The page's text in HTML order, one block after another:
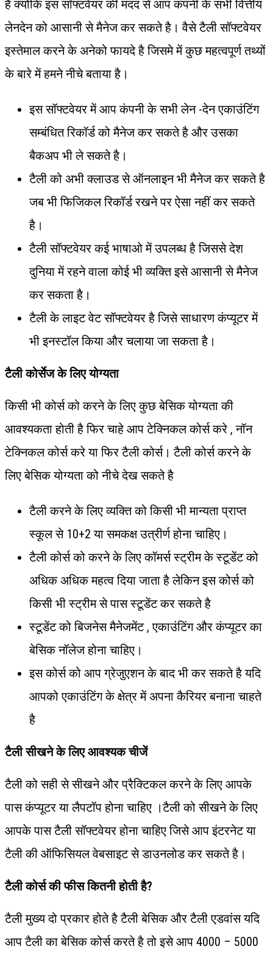
है क्योकि इस सॉफ्टवेयर की मदद से आप कंपनी के सभी वित्तीय
लेनदेन को आसानी से मैनेज कर सकते है। वैसे टैली सॉफ्टवेयर
इस्तेमाल करने के अनेको फायदे है जिसमे में कुछ महत्वपूर्ण तथ्यों
के बारे में हमने नीचे बताया है।
इस सॉफ्टवेयर में आप कंपनी के सभी लेन -देन एकाउंटिंग
सम्बंधित रिकॉर्ड को मैनेज कर सकते है और उसका
बैकअप भी ले सकते है।
टैली को अभी क्लाउड से ऑनलाइन भी मैनेज कर सकते है
जब भी फिजिकल रिकॉर्ड रखने पर ऐसा नहीं कर सकते
है।
टैली सॉफ्टवेयर कई भाषाओ में उपलब्ध है जिससे देश
दुनिया में रहने वाला कोई भी व्यक्ति इसे आसानी से मैनेज
कर सकता है।
टैली के लाइट वेट सॉफ्टवेयर है जिसे साधारण कंप्यूटर में
भी इनस्टॉल किया और चलाया जा सकता है।
टैली कोर्सेज के लिए योग्यता
किसी भी कोर्स को करने के लिए कुछ बेसिक योग्यता की
आवश्यकता होती है फिर चाहे आप टेक्निकल कोर्स करे , नॉन
टेक्निकल कोर्स करे या फिर टैली कोर्स। टैली कोर्स करने के
लिए बेसिक योग्यता को नीचे देख सकते है
टैली करने के लिए व्यक्ति को किसी भी मान्यता प्राप्त
स्कूल से 10+2 या समकक्ष उत्रीर्ण होना चाहिए।
टैली कोर्स को करने के लिए कॉमर्स स्ट्रीम के स्टूडेंट को
अधिक अधिक महत्व दिया जाता है लेकिन इस कोर्स को
किसी भी स्ट्रीम से पास स्टूडेंट कर सकते है
स्टूडेंट को बिजनेस मैनेजमेंट , एकाउंटिंग और कंप्यूटर का
बेसिक नॉलेज होना चाहिए।
इस कोर्स को आप ग्रेजुएशन के बाद भी कर सकते है यदि
आपको एकाउंटिंग के क्षेत्र में अपना कैरियर बनाना चाहते
है
टैली सीखने के लिए आवश्यक चीजें
टैली को सही से सीखने और प्रैक्टिकल करने के लिए आपके
पास कंप्यूटर या लैपटॉप होना चाहिए ।टैली को सीखने के लिए
आपके पास टैली सॉफ्टवेयर होना चाहिए जिसे आप इंटरनेट या
टैली की ऑफिसियल वेबसाइट से डाउनलोड कर सकते है।
टैली कोर्स की फीस कितनी होती है?
टैली मुख्य दो प्रकार होते है टैली बेसिक और टैली एडवांस यदि
आप टैली का बेसिक कोर्स करते है तो इसे आप 4000 – 5000